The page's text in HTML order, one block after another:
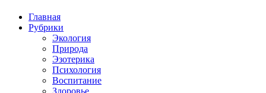
Главная
Рубрики
Экология
Природа
Эзотерика
Психология
Воспитание
Здоровье